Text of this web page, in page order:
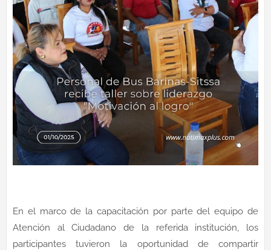
En el marco de la capacitación por parte del equipo de
Atención al Ciudadano de la referida institución, los
participantes tuvieron la oportunidad de compartir